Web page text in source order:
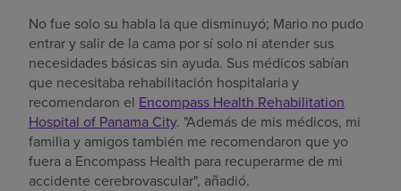
No fue solo su habla la que disminuyó; Mario no pudo
entrar y salir de la cama por sí solo ni atender sus
necesidades básicas sin ayuda. Sus médicos sabían
que necesitaba rehabilitación hospitalaria y
recomendaron el Encompass Health Rehabilitation
Hospital of Panama City. "Además de mis médicos, mi
familia y amigos también me recomendaron que yo
fuera a Encompass Health para recuperarme de mi
accidente cerebrovascular", añadió.